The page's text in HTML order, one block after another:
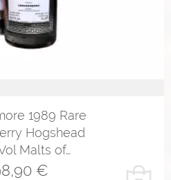
1989 Rare
Hogshead
Malts of…
€